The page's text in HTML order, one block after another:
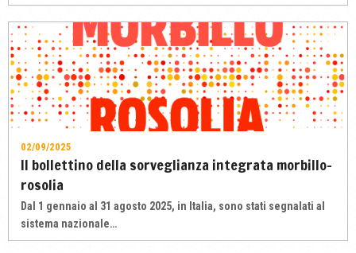
02/09/2025
Il bollettino della sorveglianza integrata morbillo-
rosolia
Dal 1 gennaio al 31 agosto 2025, in Italia, sono stati segnalati al
sistema nazionale…